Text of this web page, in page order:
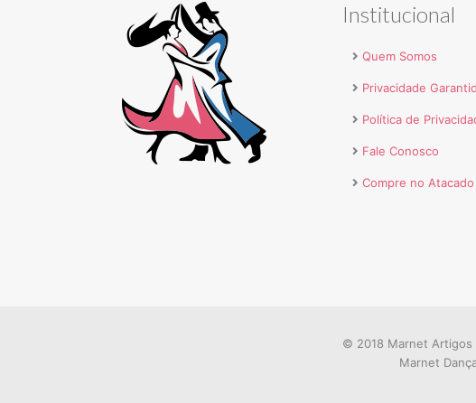
Institucional
Quem Somos
Privacidade
Política de
Fale Conosco
Compre no Atacado
© 2018 Marnet Artigos
Marnet